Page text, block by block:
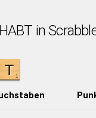
in